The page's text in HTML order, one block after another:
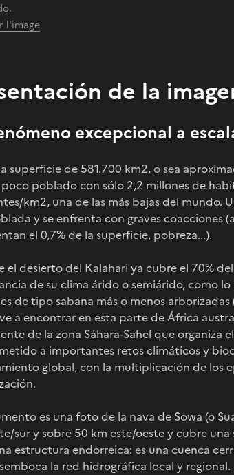
l'image
de la
excepcional a
superficie de 581.700 km2, o sea
poblado con sólo 2,2 millones de
km2, una de las más bajas del mundo.
y se enfrenta con graves coacciones
el 0,7% de la superficie, pobreza...).
el desierto del Kalahari ya cubre el 70%
de su clima árido o semiárido, como
de tipo sabana más o menos
a encontrar en esta parte de África
de la zona Sáhara-Sahel que
a importantes retos climáticos y
global, con la multiplicación de los
es una foto de la nava de Sowa (o
sur y sobre 50 km este/oeste y cubre
estructura endorreica: es una cuenca
la red hidrográfica local y regional.